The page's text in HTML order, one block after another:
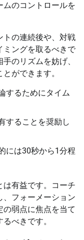
のコントロールを
トの連続後や、対戦
ミングを取るべきで
のリズムを妨げ、
ができます。
するためにタイム
することを奨励し
には30秒から1分程
は有益です。コーチ
、フォーメーション
の弱点に焦点を当て
べきです。